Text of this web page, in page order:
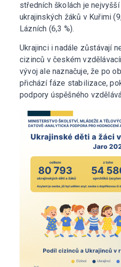
středních školách je
ukrajinských žáků v Kuřimi
Lázních (6,3 %).
Ukrajinci i nadále zůstávají
cizinců v českém
vývoj ale naznačuje, že po
přichází fáze stabilizace,
podpory úspěšného